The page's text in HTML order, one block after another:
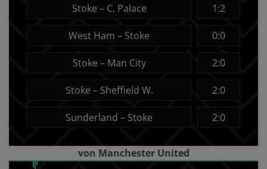
Stoke – C. Palace 1:2
West Ham – Stoke 0:0
Stoke – Man City 2:0
Stoke – Sheffield W. 2:0
Sunderland – Stoke 2:0
von Manchester United